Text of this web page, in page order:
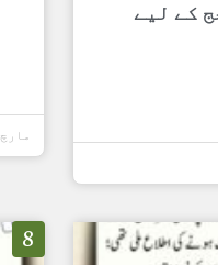
کے لیے
مارچ 30, 2026
8